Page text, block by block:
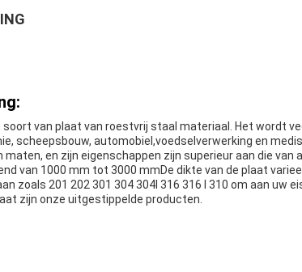
van plaat van roestvrij staal materiaal. Het wordt
scheepsbouw, automobiel,voedselverwerking en
maten, en zijn eigenschappen zijn superieur aan die
van 1000 mm tot 3000 mmDe dikte van de plaat
zoals 201 202 301 304 304l 316 316 l 310 om aan uw
zijn onze uitgestippelde producten.